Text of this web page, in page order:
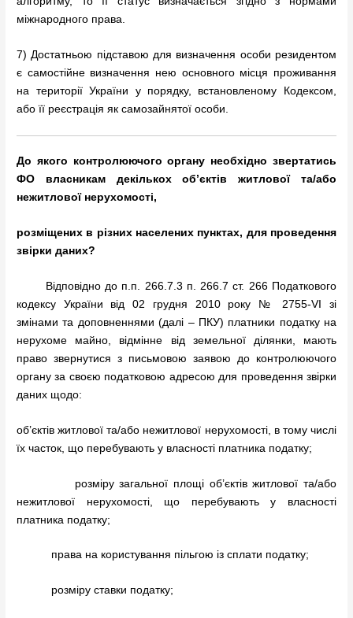
міжнародного права.
7) Достатньою підставою для визначення особи резидентом
є самостійне визначення нею основного місця проживання
на території України у порядку, встановленому Кодексом,
або її реєстрація як самозайнятої особи.
До якого контролюючого органу необхідно звертатись
ФО власникам декількох об’єктів житлової та/або
нежитлової нерухомості,
розміщених в різних населених пунктах, для проведення
звірки даних?
Відповідно до п.п. 266.7.3 п. 266.7 ст. 266 Податкового
кодексу України від 02 грудня 2010 року № 2755-VI зі
змінами та доповненнями (далі – ПКУ) платники податку на
нерухоме майно, відмінне від земельної ділянки, мають
право звернутися з письмовою заявою до контролюючого
органу за своєю податковою адресою для проведення звірки
даних щодо:
об’єктів житлової та/або нежитлової нерухомості, в тому числі
їх часток, що перебувають у власності платника податку;
розміру загальної площі об’єктів житлової та/або
нежитлової нерухомості, що перебувають у власності
платника податку;
права на користування пільгою із сплати податку;
розміру ставки податку;